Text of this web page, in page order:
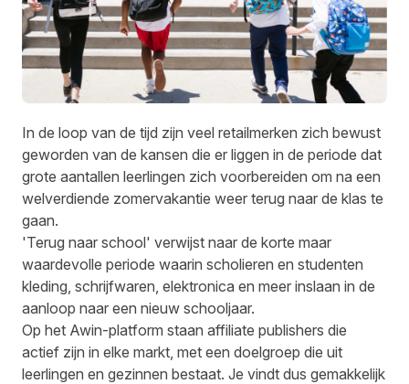
In de loop van de tijd zijn veel retailmerken zich bewust
geworden van de kansen die er liggen in de periode dat
grote aantallen leerlingen zich voorbereiden om na een
welverdiende zomervakantie weer terug naar de klas te
gaan.
'Terug naar school' verwijst naar de korte maar
waardevolle periode waarin scholieren en studenten
kleding, schrijfwaren, elektronica en meer inslaan in de
aanloop naar een nieuw schooljaar.
Op het Awin-platform staan affiliate publishers die
actief zijn in elke markt, met een doelgroep die uit
leerlingen en gezinnen bestaat. Je vindt dus gemakkelijk